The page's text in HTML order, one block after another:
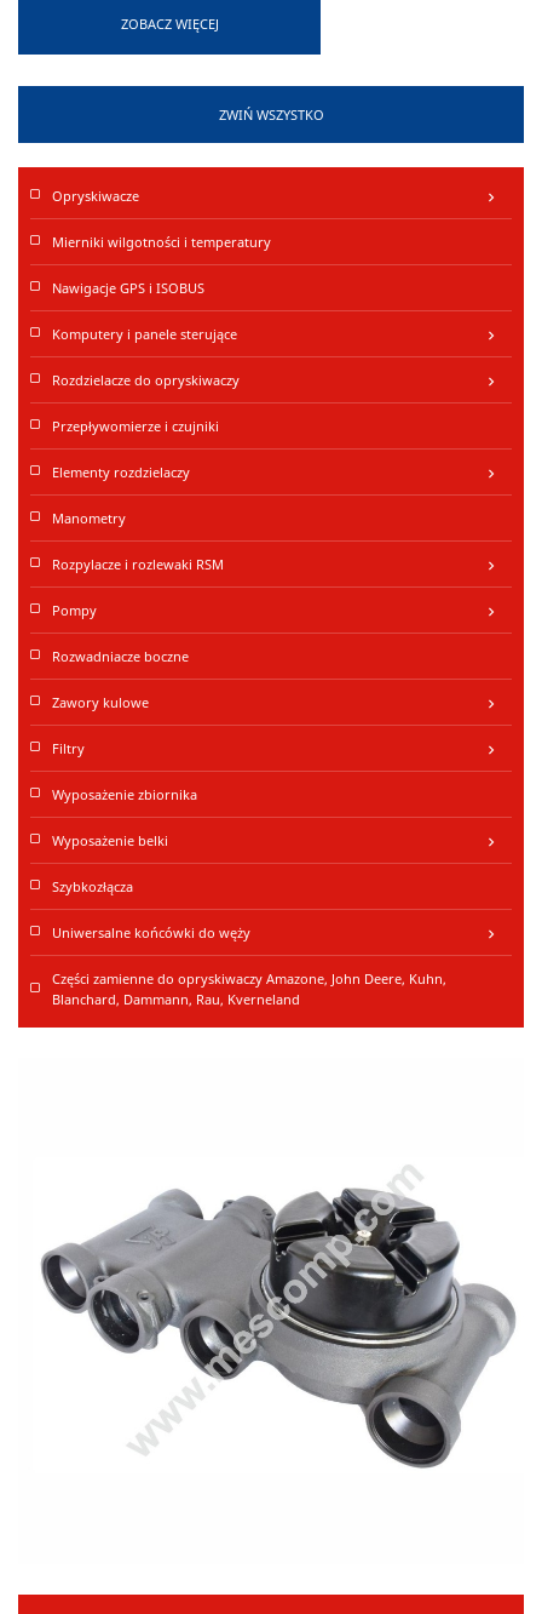
ZWIŃ WSZYSTKO
Opryskiwacze keyboard_arrow_right
Mierniki wilgotności i temperatury
Nawigacje GPS i ISOBUS
Komputery i panele sterujące keyboard_arrow_right
Rozdzielacze do opryskiwaczy keyboard_arrow_right
Przepływomierze i czujniki
Elementy rozdzielaczy keyboard_arrow_right
Manometry
Rozpylacze i rozlewaki RSM keyboard_arrow_right
Pompy keyboard_arrow_right
Rozwadniacze boczne
Zawory kulowe keyboard_arrow_right
Filtry keyboard_arrow_right
Wyposażenie zbiornika
Wyposażenie belki keyboard_arrow_right
Szybkozłącza
Uniwersalne końcówki do węży keyboard_arrow_right
Części zamienne do opryskiwaczy Amazone, John Deere, Kuhn,
Blanchard, Dammann, Rau, Kverneland
Sterowanie:ZOBACZ WIĘCEJ